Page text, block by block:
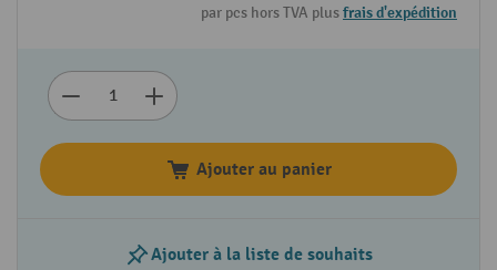
par pcs hors TVA plusfrais d'expédition
Ajouter au panier
Ajouter à la liste de souhaits